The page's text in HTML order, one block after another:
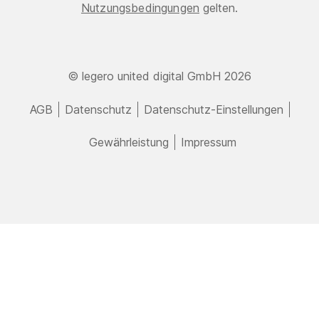
© legero united digital GmbH 2026
AGB Datenschutz Datenschutz-Einstellungen
Gewährleistung Impressum
Nutzungsbedingungen gelten.